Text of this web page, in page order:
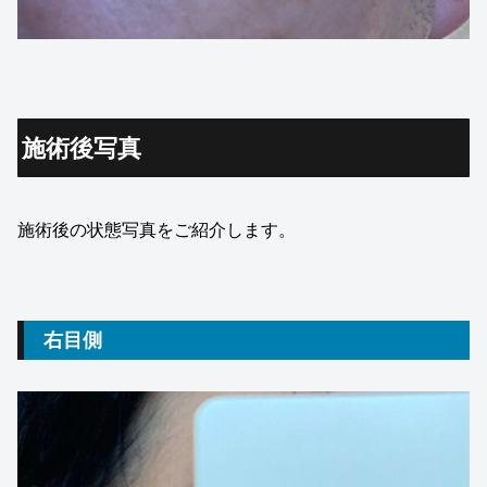
施術後写真
施術後の状態写真をご紹介します。
右目側